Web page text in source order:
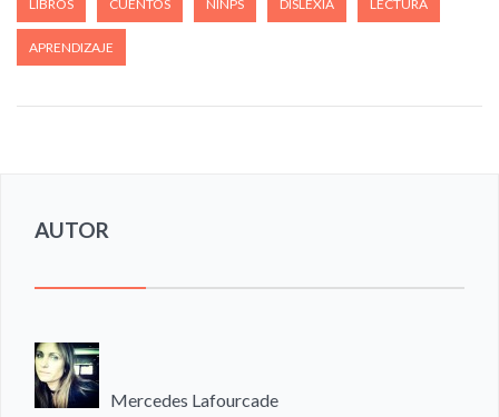
LIBROS CUENTOS NIÑPS DISLEXIA LECTURA
APRENDIZAJE
AUTOR
Mercedes Lafourcade